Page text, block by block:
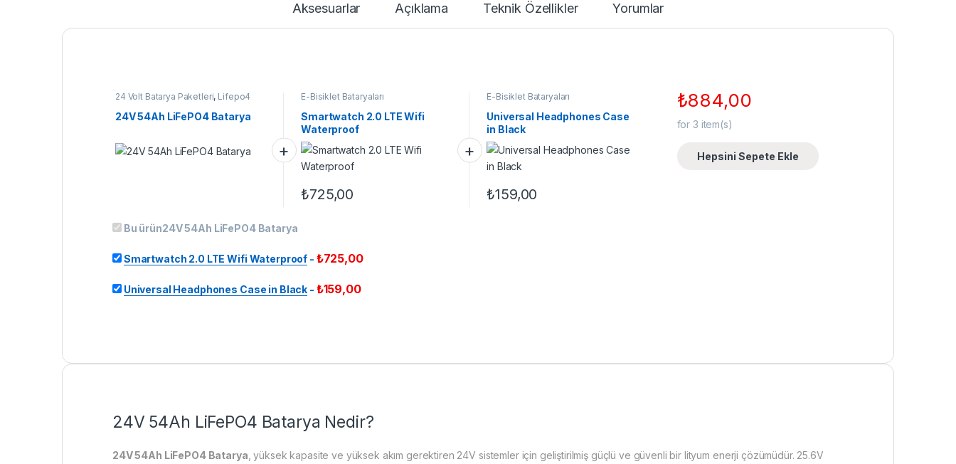
Aksesuarlar Açıklama Teknik Özellikler Yorumlar
24 Volt Batarya Paketleri, Lifepo4
Batarya Paketleri
24V 54Ah LiFePO4 Batarya
E-Bisiklet Bataryaları
Smartwatch 2.0 LTE Wifi
Waterproof
₺725,00
E-Bisiklet Bataryaları
Universal Headphones Case
in Black
₺159,00
Bu ürün24V 54Ah LiFePO4 Batarya
Smartwatch 2.0 LTE Wifi Waterproof - ₺725,00
Universal Headphones Case in Black - ₺159,00
₺884,00
for 3 item(s)
Hepsini Sepete Ekle
24V 54Ah LiFePO4 Batarya Nedir?
24V 54Ah LiFePO4 Batarya , yüksek kapasite ve yüksek akım gerektiren 24V sistemler için geliştirilmiş güçlü ve güvenli bir lityum enerji çözümüdür. 25.6V